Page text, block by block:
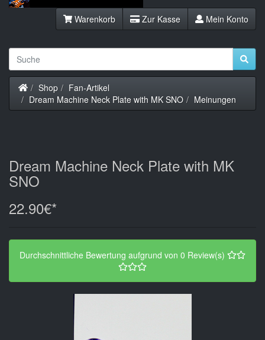
Warenkorb Zur Kasse Mein Konto
Startseite
Shop
Fan-Artikel
Dream Machine Neck Plate with MK SNO
Meinungen
Dream Machine Neck Plate with MK
SNO
22.90€*
Durchschnittliche Bewertung aufgrund von 0 Review(s)